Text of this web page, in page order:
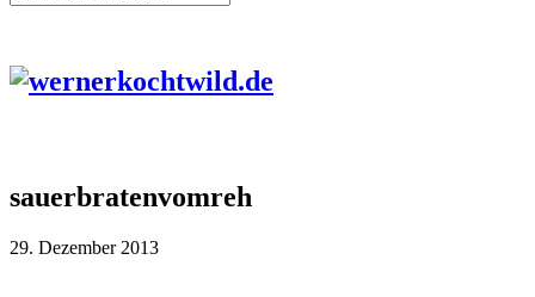
sauerbratenvomreh
29. Dezember 2013